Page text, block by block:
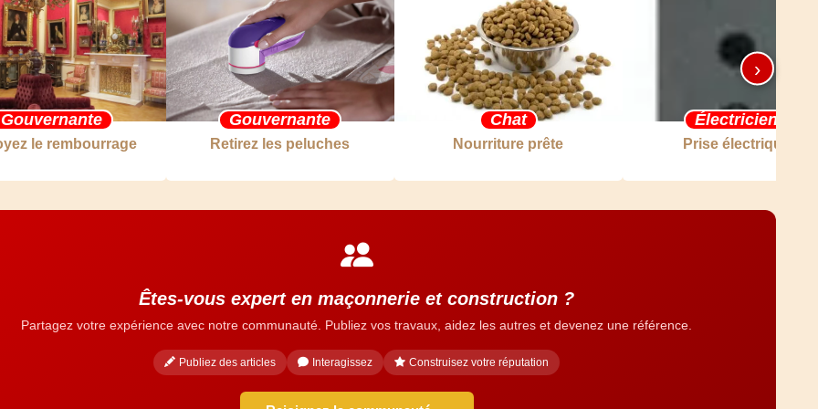
Gouvernante
le rembourrage
Gouvernante
Retirez les peluches
Chat
Nourriture prête
Électricien
Prise électrique
›
Êtes-vous expert en maçonnerie et construction ?
Partagez votre expérience avec notre communauté. Publiez vos travaux, aidez les autres et devenez une référence.
Publiez des articles Interagissez Construisez votre réputation